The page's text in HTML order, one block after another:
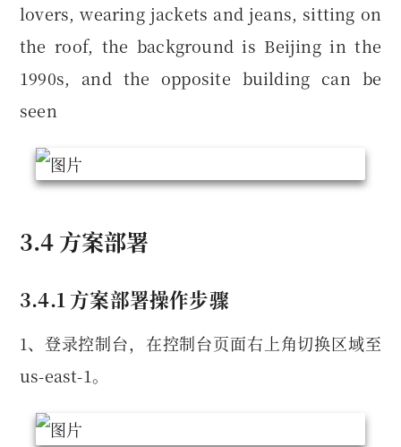
lovers, wearing jackets and jeans, sitting on
the roof, the background is Beijing in the
1990s, and the opposite building can be
seen
3.4 方案部署
3.4.1 方案部署操作步骤
1、登录控制台，在控制台页面右上角切换区域至
us-east-1。